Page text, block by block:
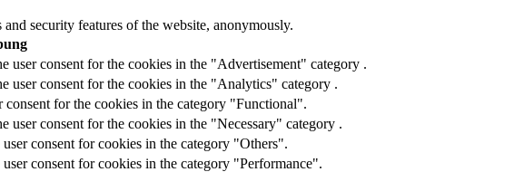
security features of the website, anonymously.
user consent for the cookies in the "Advertisement" category .
user consent for the cookies in the "Analytics" category .
for the cookies in the category "Functional".
user consent for the cookies in the "Necessary" category .
consent for cookies in the category "Others".
consent for cookies in the category "Performance".